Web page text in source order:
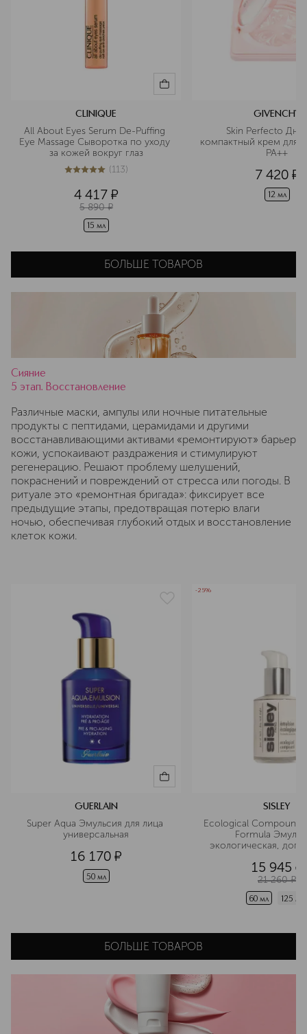
CLINIQUE
All About Eyes Serum De-Puffing
Eye Massage Сыворотка по уходу
за кожей вокруг глаз
5из 5113 (113)
4 417 ¤
5 890 ¤
15 мл
GIVENCHY
Skin Perfecto
компактный крем для
PA++
7 420 ¤
12 мл
БОЛЬШЕ ТОВАРОВ
Сияние
5 этап. Восстановление
Различные маски, ампулы или ночные питательные
продукты с пептидами, церамидами и другими
восстанавливающими активами «ремонтируют» барьер
кожи, успокаивают раздражения и стимулируют
регенерацию. Решают проблему шелушений,
покраснений и повреждений от стресса или погоды. В
ритуале это «ремонтная бригада»: фиксирует все
предыдущие этапы, предотвращая потерю влаги
ночью, обеспечивая глубокий отдых и восстановление
клеток кожи.
GUERLAIN
Super Aqua Эмульсия для лица
универсальная
16 170 ¤
50 мл
-25%
SISLEY
Ecological Compound
Formula
экологическая,
15 945 ¤
21 260 ¤
60 мл 125 мл
БОЛЬШЕ ТОВАРОВ